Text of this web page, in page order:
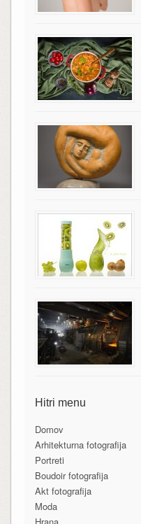
Hitri menu
Domov
Arhitekturna fotografija
Portreti
Boudoir fotografija
Akt fotografija
Moda